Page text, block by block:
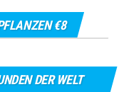
€8
DER WELT